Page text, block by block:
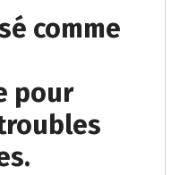
comme
pour